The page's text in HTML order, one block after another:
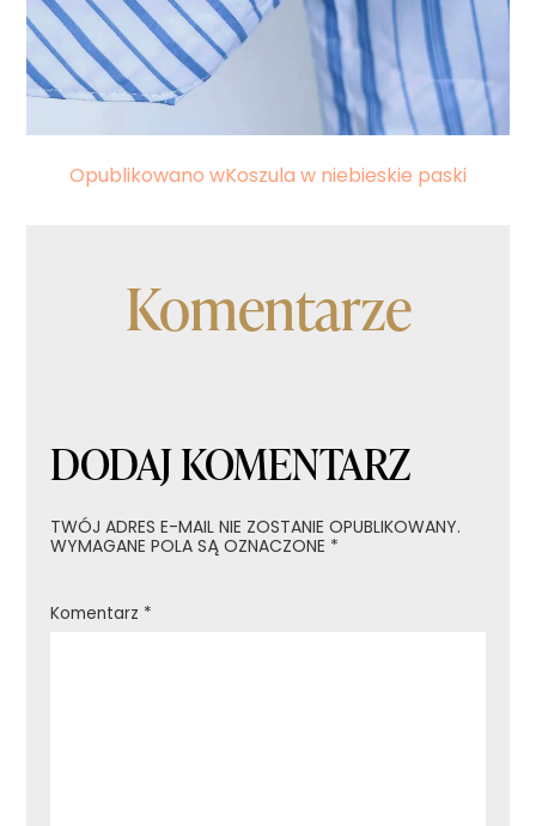
Nawigacja
Opublikowano wKoszula w niebieskie paski
Komentarze
DODAJ KOMENTARZ
TWÓJ ADRES E-MAIL NIE ZOSTANIE OPUBLIKOWANY.
WYMAGANE POLA SĄ OZNACZONE *
Komentarz *